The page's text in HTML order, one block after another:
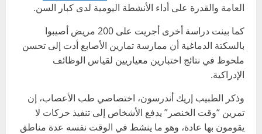
العامة والقدرة على أداء الأنشطة اليومية لدى كبار السن.
كما بينت دراسة أخرى أجريت على 200 مريض أصيبوا
بالسكتة الدماغية أن ممارسة تمارين الأصابع أدت إلى تحسن
ملحوظ في نتائج اختبارين معياريين لقياس الوظائف
الإدراكية.
وذكر الطبيب إريك أندرسون، اختصاصي طب الأعصاب، إن
تمرين “وقت الخنصر” يدفع الأشخاص إلى تنفيذ حركات لا
يقومون بها عادة، وهو ما ينشط في الوقت نفسه عدة مناطق